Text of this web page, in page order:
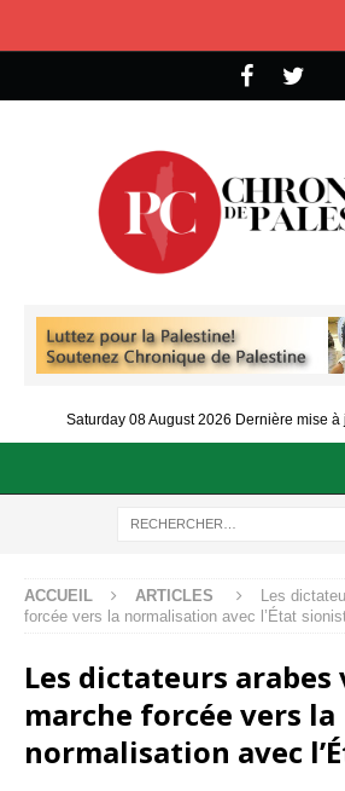
Saturday 08 August 2026 Dernière mise à
ACCUEIL ARTICLES
Les
forcée vers la normalisation avec l’État
Les dictateurs arabes
marche forcée vers la
normalisation avec